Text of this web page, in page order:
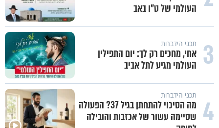
העולמי של ט"ו באב
3 תכני הידברות
אחי, מחכים רק לך: יום התפילין
העולמי מגיע לתל אביב
4 תכני הידברות
מה הסיכוי להתחתן בגיל 37? הפעולה
שסיימה עשור של אכזבות והובילה
״ זו הייתה ההחלטה הכי קשה